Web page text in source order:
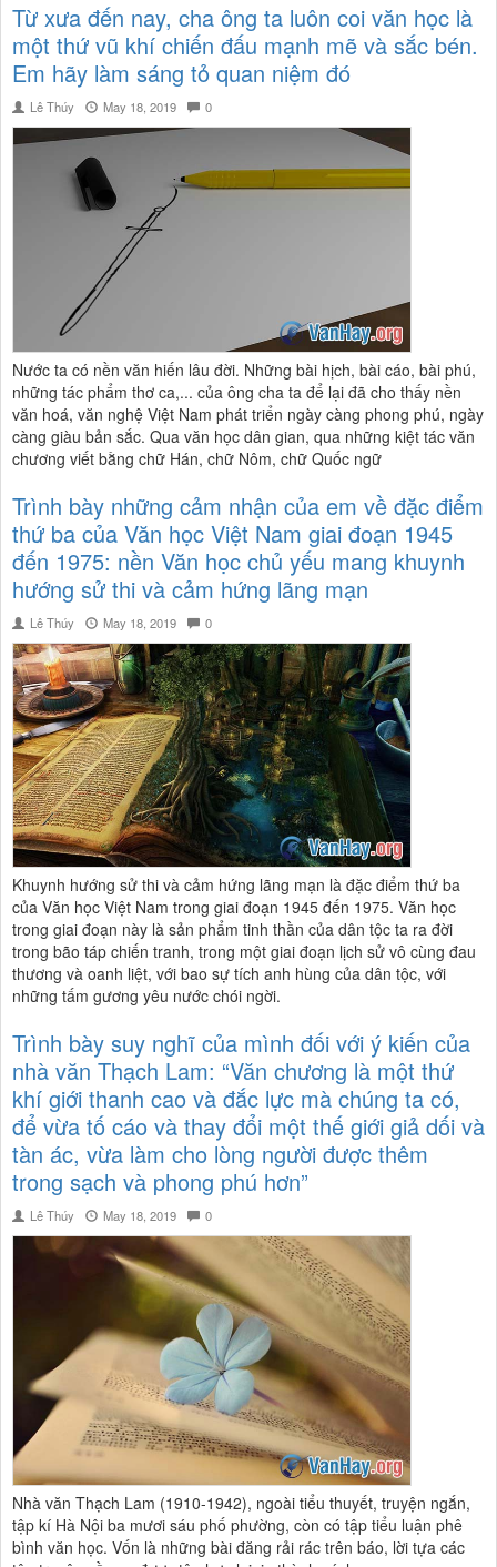
Từ xưa đến nay, cha ông ta luôn coi văn học là
một thứ vũ khí chiến đấu mạnh mẽ và sắc bén.
Em hãy làm sáng tỏ quan niệm đó
Lê Thúy May 18, 2019 0
Nước ta có nền văn hiến lâu đời. Những bài hịch, bài cáo, bài phú,
những tác phẩm thơ ca,... của ông cha ta để lại đã cho thấy nền
văn hoá, văn nghệ Việt Nam phát triển ngày càng phong phú, ngày
càng giàu bản sắc. Qua văn học dân gian, qua những kiệt tác văn
chương viết bằng chữ Hán, chữ Nôm, chữ Quốc ngữ
Trình bày những cảm nhận của em về đặc điểm
thứ ba của Văn học Việt Nam giai đoạn 1945
đến 1975: nền Văn học chủ yếu mang khuynh
hướng sử thi và cảm hứng lãng mạn
Lê Thúy May 18, 2019 0
Khuynh hướng sử thi và cảm hứng lãng mạn là đặc điểm thứ ba
của Văn học Việt Nam trong giai đoạn 1945 đến 1975. Văn học
trong giai đoạn này là sản phẩm tinh thần của dân tộc ta ra đời
trong bão táp chiến tranh, trong một giai đoạn lịch sử vô cùng đau
thương và oanh liệt, với bao sự tích anh hùng của dân tộc, với
những tấm gương yêu nước chói ngời.
Trình bày suy nghĩ của mình đối với ý kiến của
nhà văn Thạch Lam: “Văn chương là một thứ
khí giới thanh cao và đắc lực mà chúng ta có,
để vừa tố cáo và thay đổi một thế giới giả dối và
tàn ác, vừa làm cho lòng người được thêm
trong sạch và phong phú hơn”
Lê Thúy May 18, 2019 0
Nhà văn Thạch Lam (1910-1942), ngoài tiểu thuyết, truyện ngắn,
tập kí Hà Nội ba mươi sáu phố phường, còn có tập tiểu luận phê
bình văn học. Vốn là những bài đăng rải rác trên báo, lời tựa các